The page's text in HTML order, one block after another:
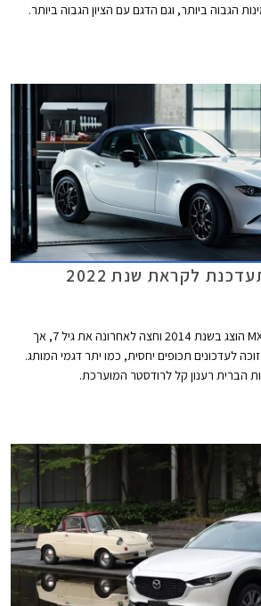
הגבוה ביותר, וגם הדגם עם הציון הגבוה ביותר.
הציון הגבוה ביותר ונמכרים גם בישראל.
הדור הנוכחי של מאזדה MX-5 הוצג בשנת 2014 וחצה לאחרונה את גיל 7, אך
לעדכונים תכופים יחסית, כמו יתר דגמי המותג.
הברית רענון קל לרודסטר המוערכת.